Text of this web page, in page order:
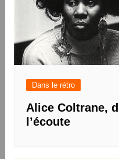
Dans le rétro
Alice Coltrane,
l’écoute